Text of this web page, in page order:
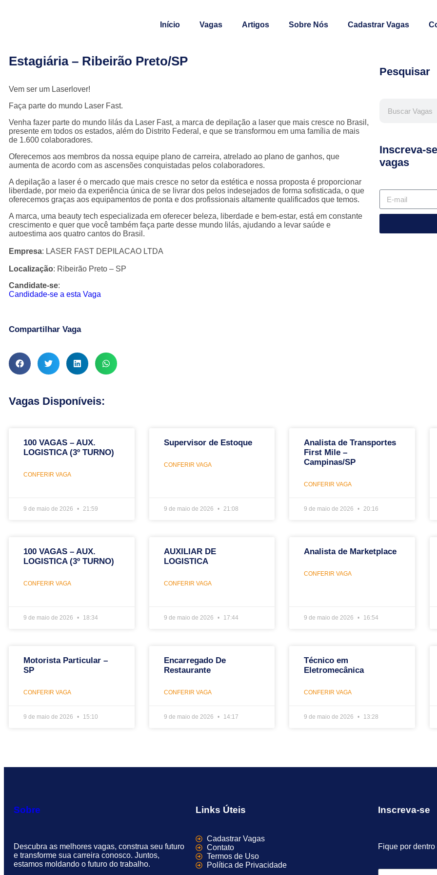
Início Vagas Artigos Sobre Nós Cadastrar Vagas
Estagiária – Ribeirão Preto/SP
Vem ser um Laserlover!
Faça parte do mundo Laser Fast.
Venha fazer parte do mundo lilás da Laser Fast, a marca de depilação a laser que mais cresce no Brasil,
presente em todos os estados, além do Distrito Federal, e que se transformou em uma família de mais
de 1.600 colaboradores.
Oferecemos aos membros da nossa equipe plano de carreira, atrelado ao plano de ganhos, que
aumenta de acordo com as ascensões conquistadas pelos colaboradores.
A depilação a laser é o mercado que mais cresce no setor da estética e nossa proposta é proporcionar
liberdade, por meio da experiência única de se livrar dos pelos indesejados de forma sofisticada, o que
oferecemos graças aos equipamentos de ponta e dos profissionais altamente qualificados que temos.
A marca, uma beauty tech especializada em oferecer beleza, liberdade e bem-estar, está em constante
crescimento e quer que você também faça parte desse mundo lilás, ajudando a levar saúde e
autoestima aos quatro cantos do Brasil.
Empresa: LASER FAST DEPILACAO LTDA
Localização: Ribeirão Preto – SP
Candidate-se:
Candidade-se a esta Vaga
Compartilhar Vaga
Pesquisar
Inscreva-
vagas
Vagas Disponíveis:
100 VAGAS – AUX.
LOGISTICA (3º TURNO)
CONFERIR VAGA
9 de maio de 2026 21:59
Supervisor de Estoque
CONFERIR VAGA
9 de maio de 2026 21:08
Analista de Transportes
First Mile –
Campinas/SP
CONFERIR VAGA
9 de maio de 2026 20:16
100 VAGAS – AUX.
LOGISTICA (3º TURNO)
CONFERIR VAGA
9 de maio de 2026 18:34
AUXILIAR DE
LOGISTICA
CONFERIR VAGA
9 de maio de 2026 17:44
Analista de Marketplace
CONFERIR VAGA
9 de maio de 2026 16:54
Motorista Particular –
SP
CONFERIR VAGA
9 de maio de 2026 15:10
Encarregado De
Restaurante
CONFERIR VAGA
9 de maio de 2026 14:17
Técnico em
Eletromecânica
CONFERIR VAGA
9 de maio de 2026 13:28
Sobre
Descubra as melhores vagas, construa seu futuro
e transforme sua carreira conosco. Juntos,
estamos moldando o futuro do trabalho.
Links Úteis
Cadastrar Vagas
Contato
Termos de Uso
Política de Privacidade
Inscreva-se
Fique por